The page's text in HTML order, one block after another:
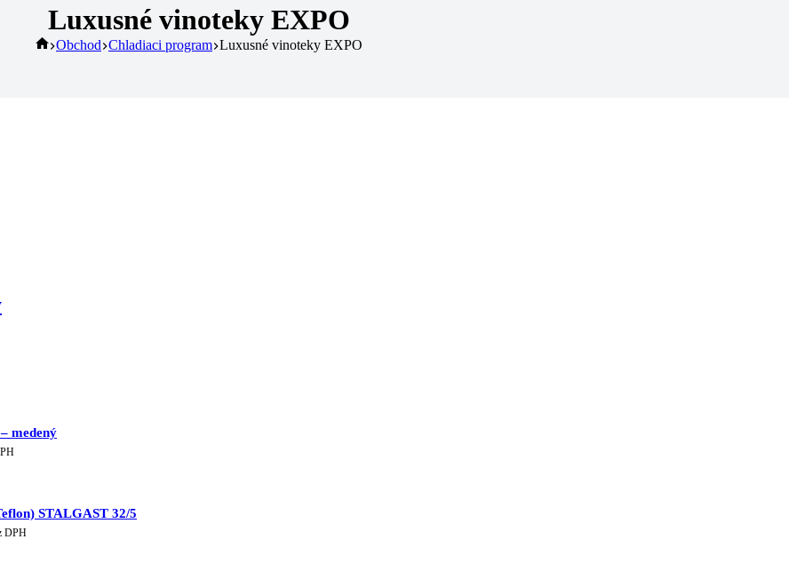
Luxusné vinoteky EXPO
Home
Obchod Chladiaci program Luxusné vinoteky EXPO
medený
STALGAST 32/5
DPH